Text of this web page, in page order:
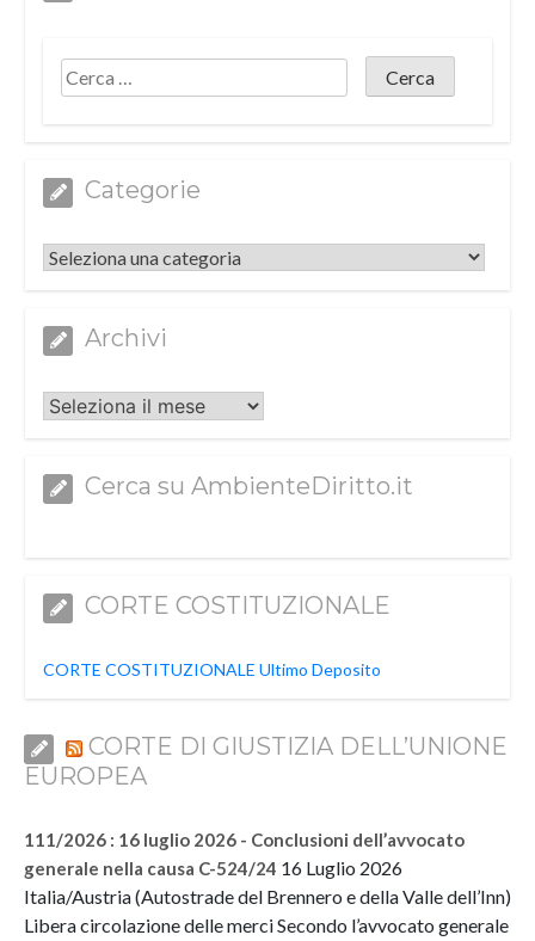
Categorie
Categorie
Archivi
Archivi
Cerca su AmbienteDiritto.it
CORTE COSTITUZIONALE
CORTE COSTITUZIONALE Ultimo Deposito
CORTE DI GIUSTIZIA DELL’UNIONE
EUROPEA
111/2026 : 16 luglio 2026 - Conclusioni dell’avvocato
generale nella causa C-524/24 16 Luglio 2026
Italia/Austria (Autostrade del Brennero e della Valle dell’Inn)
Libera circolazione delle merci Secondo l’avvocato generale